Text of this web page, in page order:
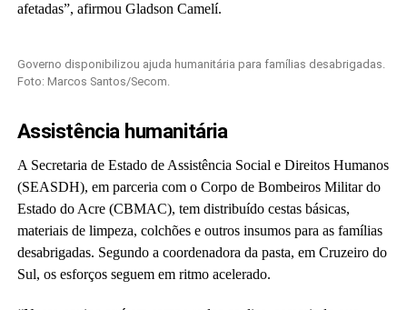
afetadas”, afirmou Gladson Camelí.
Governo disponibilizou ajuda humanitária para famílias desabrigadas.
Foto: Marcos Santos/Secom.
Assistência humanitária
A Secretaria de Estado de Assistência Social e Direitos Humanos
(SEASDH), em parceria com o Corpo de Bombeiros Militar do
Estado do Acre (CBMAC), tem distribuído cestas básicas,
materiais de limpeza, colchões e outros insumos para as famílias
desabrigadas. Segundo a coordenadora da pasta, em Cruzeiro do
Sul, os esforços seguem em ritmo acelerado.